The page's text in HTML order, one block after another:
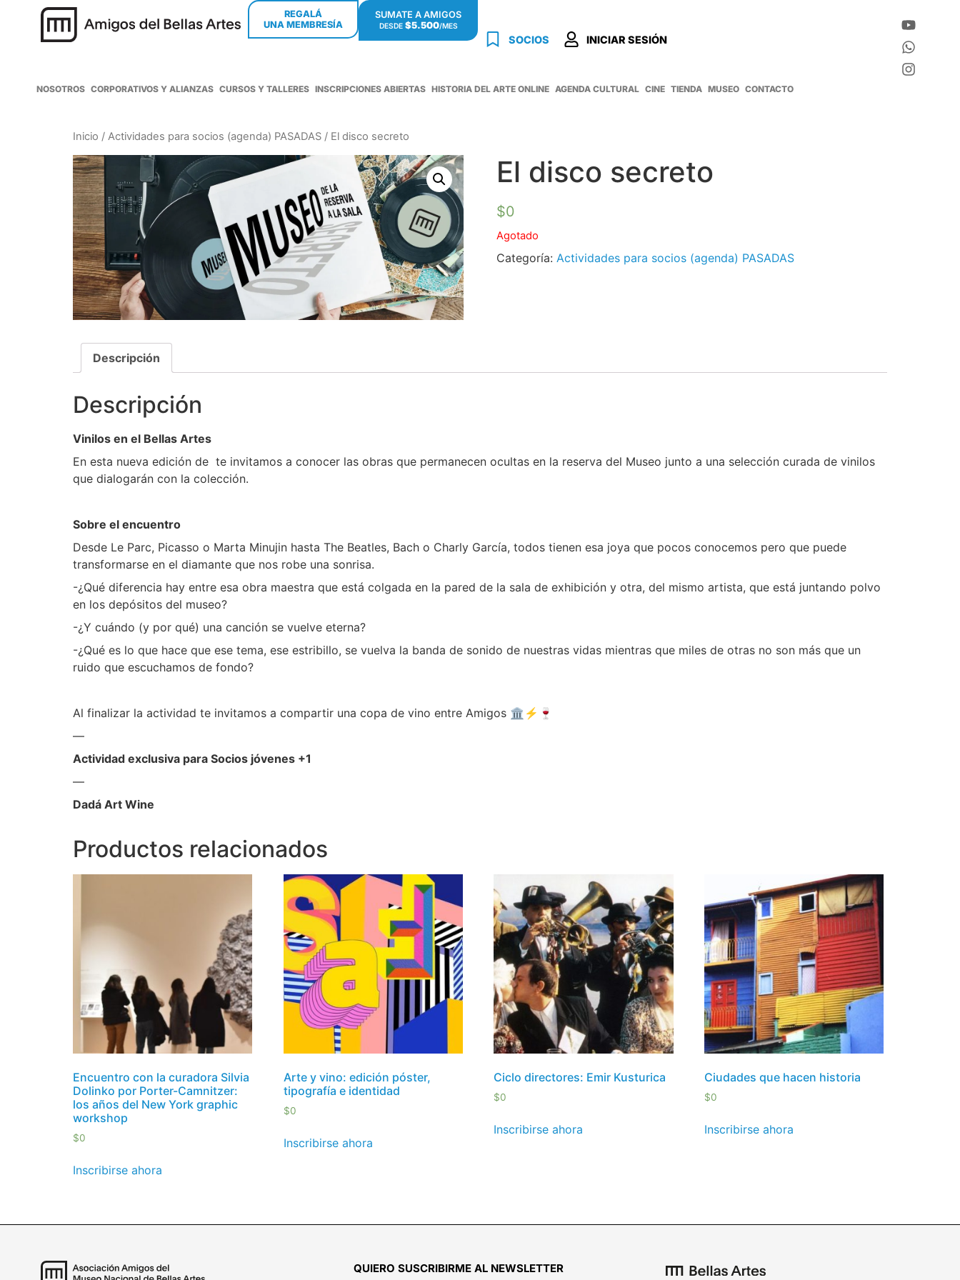
REGALÁ
UNA MEMBRESÍA
SUMATE A AMIGOS
DESDE $5.500/MES
SOCIOS INICIAR SESIÓN
NOSOTROS CORPORATIVOS Y ALIANZAS CURSOS Y TALLERES INSCRIPCIONES ABIERTAS HISTORIA DEL ARTE ONLINE AGENDA CULTURAL CINE TIENDA MUSEO CONTACTO
Inicio / Actividades para socios (agenda) PASADAS / El disco secreto
El disco secreto
$0
Agotado
Categoría: Actividades para socios (agenda) PASADAS
Descripción
Descripción
Vinilos en el Bellas Artes
En esta nueva edición de te invitamos a conocer las obras que permanecen ocultas en la reserva del Museo junto a una selección curada de vinilos
que dialogarán con la colección.
Sobre el encuentro
Desde Le Parc, Picasso o Marta Minujin hasta The Beatles, Bach o Charly García, todos tienen esa joya que pocos conocemos pero que puede
transformarse en el diamante que nos robe una sonrisa.
-¿Qué diferencia hay entre esa obra maestra que está colgada en la pared de la sala de exhibición y otra, del mismo artista, que está juntando polvo
en los depósitos del museo?
-¿Y cuándo (y por qué) una canción se vuelve eterna?
-¿Qué es lo que hace que ese tema, ese estribillo, se vuelva la banda de sonido de nuestras vidas mientras que miles de otras no son más que un
ruido que escuchamos de fondo?
Al finalizar la actividad te invitamos a compartir una copa de vino entre Amigos 🏛️⚡🍷
—
Actividad exclusiva para Socios jóvenes +1
—
Dadá Art Wine
Productos relacionados
Encuentro con la curadora Silvia
Dolinko por Porter-Camnitzer:
los años del New York graphic
workshop
$0
Inscribirse ahora
Arte y vino: edición póster,
tipografía e identidad
$0
Inscribirse ahora
Ciclo directores: Emir Kusturica
$0
Inscribirse ahora
Ciudades que hacen historia
$0
Inscribirse ahora
QUIERO SUSCRIBIRME AL NEWSLETTER